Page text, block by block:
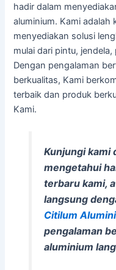
hadir dalam
aluminium. Kami
menyediakan solusi
mulai dari pintu,
Dengan pengalaman
berkualitas, Kami
terbaik dan produk
Kami.
Kunjungi kami
mengetahui
terbaru kami,
langsung
Citilum
pengalaman
aluminium